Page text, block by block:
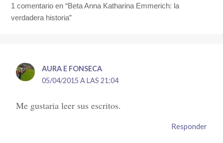
1 comentario en “Beta Anna Katharina Emmerich: la
verdadera historia”
AURA E FONSECA
05/04/2015 A LAS 21:04
Me gustaria leer sus escritos.
Responder